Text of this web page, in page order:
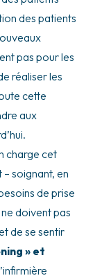
des patients
pas pour les
réaliser les
cette
aux
charge cet
soignant, en
de prise
doivent pas
de se sentir
» et